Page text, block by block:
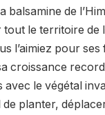
balsamine de
le territoire de
l’aimiez pour ses
croissance
avec le végétal
de planter,